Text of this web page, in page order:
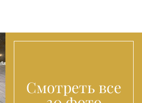
Смотреть все